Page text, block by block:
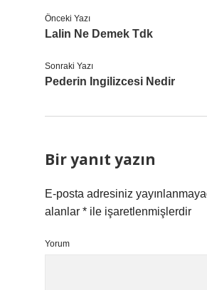
Önceki Yazı
Lalin Ne Demek Tdk
Sonraki Yazı
Pederin Ingilizcesi Nedir
Bir yanıt yazın
E-posta adresiniz
alanlar * ile işaretlenmişlerdir
Yorum